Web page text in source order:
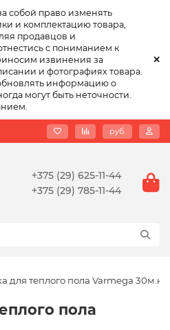
собой право изменять
и комплектацию товара,
продавцов и
с пониманием к
извинения за
и фотографиях товара.
информацию о
могут быть неточности.
руб.
+375 (29) 625-11-44
+375 (29) 785-11-44
для теплого пола Varmega 30м.кв.
пола